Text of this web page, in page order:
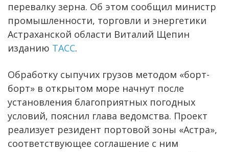
перевалку зерна. Об этом сообщил министр
промышленности, торговли и энергетики
Астраханской области Виталий Щепин
изданию ТАСС.
Обработку сыпучих грузов методом «борт-
борт» в открытом море начнут после
установления благоприятных погодных
условий, пояснил глава ведомства. Проект
реализует резидент портовой зоны «Астра»,
соответствующее соглашение с ним